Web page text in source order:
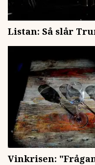
Listan: Så slår
Vinkrisen: